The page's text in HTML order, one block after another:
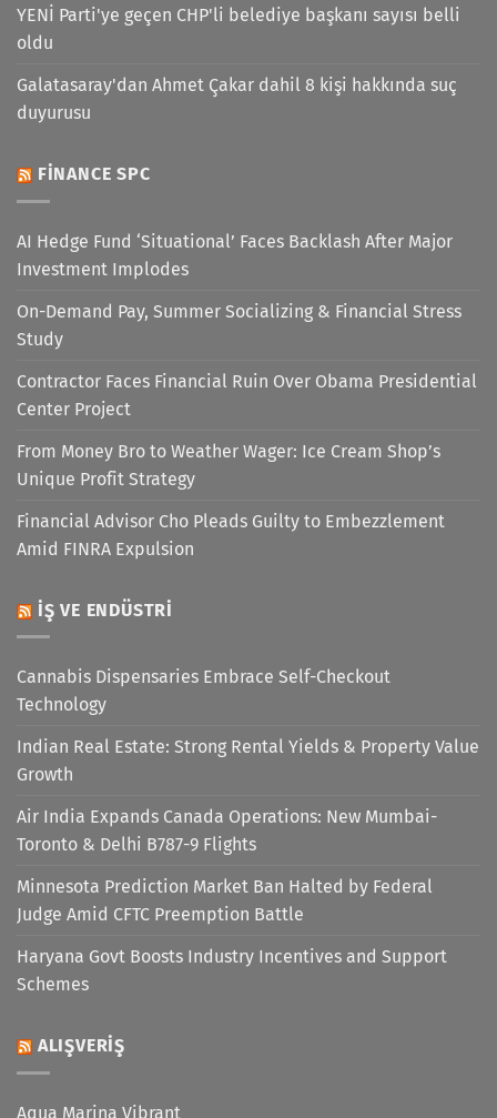
YENİ Parti'ye geçen CHP'li belediye başkanı sayısı belli
oldu
Galatasaray'dan Ahmet Çakar dahil 8 kişi hakkında suç
duyurusu
FINANCE SPC
AI Hedge Fund ‘Situational’ Faces Backlash After Major
Investment Implodes
On-Demand Pay, Summer Socializing & Financial Stress
Study
Contractor Faces Financial Ruin Over Obama Presidential
Center Project
From Money Bro to Weather Wager: Ice Cream Shop’s
Unique Profit Strategy
Financial Advisor Cho Pleads Guilty to Embezzlement
Amid FINRA Expulsion
İŞ VE ENDÜSTRI
Cannabis Dispensaries Embrace Self-Checkout
Technology
Indian Real Estate: Strong Rental Yields & Property Value
Growth
Air India Expands Canada Operations: New Mumbai-
Toronto & Delhi B787-9 Flights
Minnesota Prediction Market Ban Halted by Federal
Judge Amid CFTC Preemption Battle
Haryana Govt Boosts Industry Incentives and Support
Schemes
ALIŞVERIŞ
Aqua Marina Vibrant